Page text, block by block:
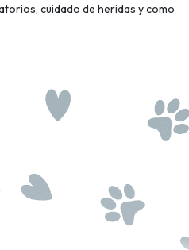
cuidado de heridas y como